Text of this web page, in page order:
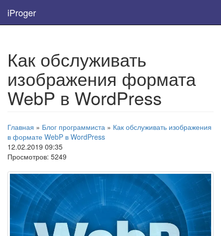
iProger
Как обслуживать
изображения формата
WebP в WordPress
Главная » Блог программиста » Как обслуживать изображения
в формате WebP в WordPress
12.02.2019 09:35
Просмотров: 5249